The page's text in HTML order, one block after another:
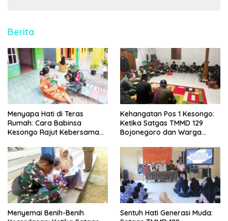
Berita
Menyapa Hati di Teras
Rumah: Cara Babinsa
Kesongo Rajut Kebersamaan
Kehangatan Pos 1 Kesongo:
Ketika Satgas TMMD 129
Bojonegoro dan Warga
Menyemai Benih-Benih
Sentuh Hati Generasi Muda: